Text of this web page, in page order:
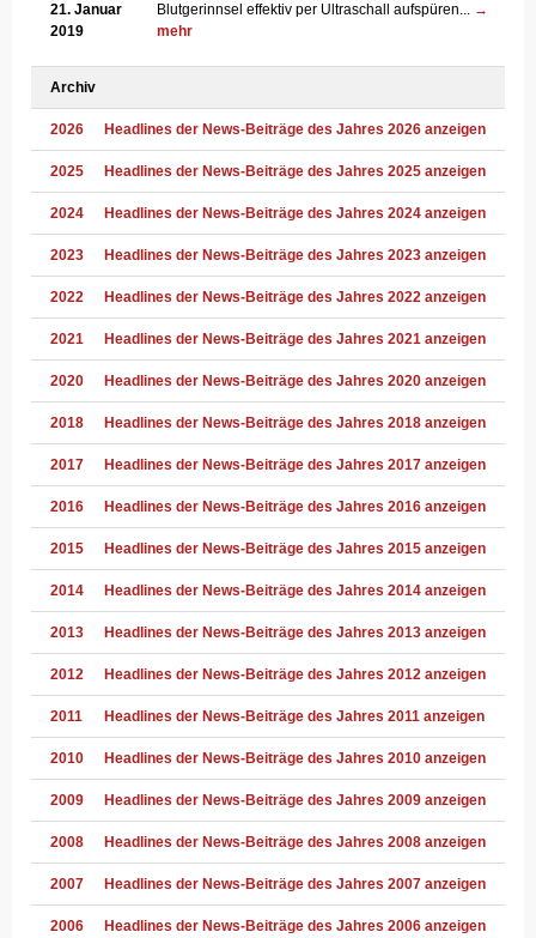
21. Januar
2019
Blutgerinnsel effektiv per Ultraschall aufspüren... →
mehr
Archiv
2026 Headlines der News-Beiträge des Jahres 2026 anzeigen
2025 Headlines der News-Beiträge des Jahres 2025 anzeigen
2024 Headlines der News-Beiträge des Jahres 2024 anzeigen
2023 Headlines der News-Beiträge des Jahres 2023 anzeigen
2022 Headlines der News-Beiträge des Jahres 2022 anzeigen
2021 Headlines der News-Beiträge des Jahres 2021 anzeigen
2020 Headlines der News-Beiträge des Jahres 2020 anzeigen
2018 Headlines der News-Beiträge des Jahres 2018 anzeigen
2017 Headlines der News-Beiträge des Jahres 2017 anzeigen
2016 Headlines der News-Beiträge des Jahres 2016 anzeigen
2015 Headlines der News-Beiträge des Jahres 2015 anzeigen
2014 Headlines der News-Beiträge des Jahres 2014 anzeigen
2013 Headlines der News-Beiträge des Jahres 2013 anzeigen
2012 Headlines der News-Beiträge des Jahres 2012 anzeigen
2011 Headlines der News-Beiträge des Jahres 2011 anzeigen
2010 Headlines der News-Beiträge des Jahres 2010 anzeigen
2009 Headlines der News-Beiträge des Jahres 2009 anzeigen
2008 Headlines der News-Beiträge des Jahres 2008 anzeigen
2007 Headlines der News-Beiträge des Jahres 2007 anzeigen
2006 Headlines der News-Beiträge des Jahres 2006 anzeigen